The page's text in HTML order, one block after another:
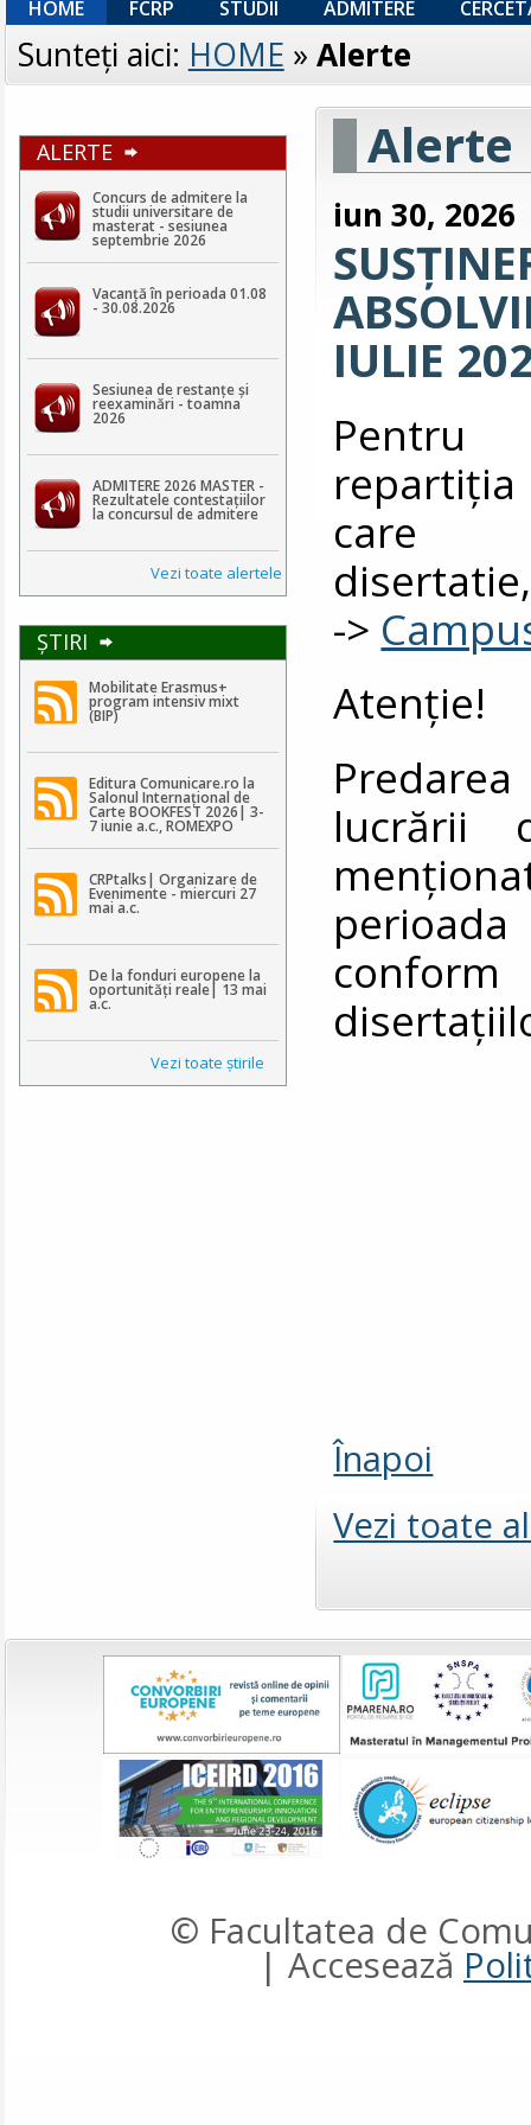
HOME FCRP STUDII ADMITERE
Sunteţi aici: HOME » Alerte
ALERTE
Concurs de admitere la
studii universitare de
masterat - sesiunea
septembrie 2026
Vacanță în perioada 01.08
- 30.08.2026
Sesiunea de restanțe și
reexaminări - toamna
2026
ADMITERE 2026 MASTER -
Rezultatele contestaţiilor
la concursul de admitere
Vezi toate alertele
ŞTIRI
Mobilitate Erasmus+
program intensiv mixt
(BIP)
Editura Comunicare.ro la
Salonul Internațional de
Carte BOOKFEST 2026| 3-
7 iunie a.c., ROMEXPO
CRPtalks| Organizare de
Evenimente - miercuri 27
mai a.c.
De la fonduri europene la
oportunități reale| 13 mai
a.c.
Vezi toate ştirile
Alerte
iun 30, 2026
IULIE
Pentru
repartiţia
care
->
Atenţie!
lucrării
Înapoi
Vezi toate
© Facultatea de
| Accesează